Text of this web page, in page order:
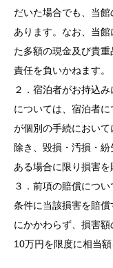
だいた場合でも、当
あります。なお、当
た多額の現金及び貴
責任を負いかねます。
２．宿泊者がお持込
については、宿泊者
が個別の手続におい
除き、毀損・汚損・
ある場合に限り損害を
３．前項の賠償につ
条件に当該損害を賠
にかかわらず、損害額
10万円を限度に相当額